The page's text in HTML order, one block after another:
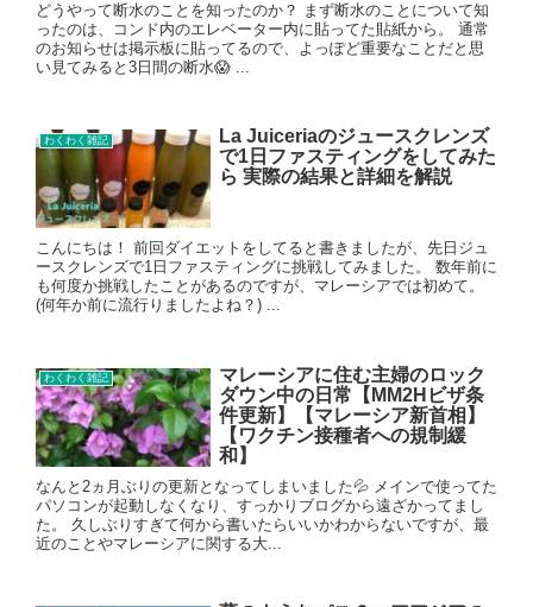
どうやって断水のことを知ったのか？ まず断水のことについて知
ったのは、コンド内のエレベーター内に貼ってた貼紙から。 通常
のお知らせは掲示板に貼ってるので、よっぽど重要なことだと思
い見てみると3日間の断水😱 ...
わくわく雑記
La Juiceriaのジュースクレンズ
で1日ファスティングをしてみた
ら 実際の結果と詳細を解説
こんにちは！ 前回ダイエットをしてると書きましたが、先日ジュ
ースクレンズで1日ファスティングに挑戦してみました。 数年前に
も何度か挑戦したことがあるのですが、マレーシアでは初めて。
(何年か前に流行りましたよね？) ...
わくわく雑記
マレーシアに住む主婦のロック
ダウン中の日常【MM2Hビザ条
件更新】【マレーシア新首相】
【ワクチン接種者への規制緩
和】
なんと2ヵ月ぶりの更新となってしまいました💦 メインで使ってた
パソコンが起動しなくなり、すっかりブログから遠ざかってまし
た。 久しぶりすぎて何から書いたらいいかわからないですが、最
近のことやマレーシアに関する大...